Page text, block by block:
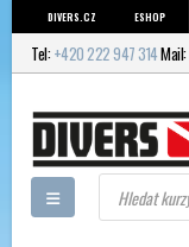
DIVERS.CZ ESHOP
Tel: +420 222 947 314Mail:
Products
search